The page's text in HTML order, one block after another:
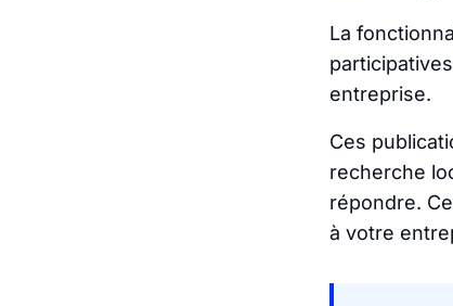
La
entreprise.
Ces
recherche
répondre.
à votre